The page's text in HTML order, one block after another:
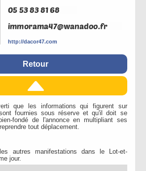
http://dacor47.com
Retour
que les informations qui figurent sur
fournies sous réserve et qu'il doit se
fondé de l'annonce en multipliant ses
tout déplacement.
autres manifestations dans le Lot-et-
jour.